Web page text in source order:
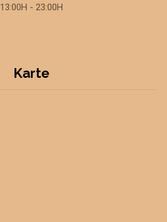
13:00H - 23:00H
Karte